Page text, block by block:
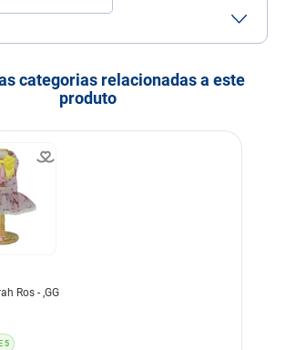
Cachorros
Tam. G: Pescoço: 48 cm
Toráx: 80 cm Comprimento:
categorias relacionadas a este
produto
Ros - ,GG
5
10º